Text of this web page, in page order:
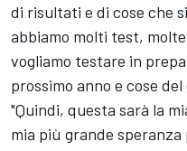
di risultati e di cose che
abbiamo molti test,
vogliamo testare in
prossimo anno e cose del
"Quindi, questa sarà la
mia più grande